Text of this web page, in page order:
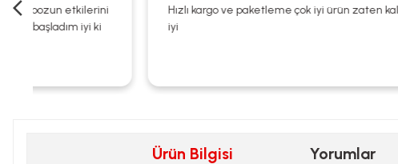
Hızlı kargo ve paketleme çok iyi ürün zaten kalitesi çok
iyi
Ürün Bilgisi Yorumlar